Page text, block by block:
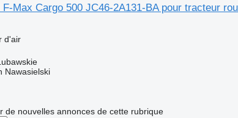
Max Cargo 500 JC46-2A131-BA pour tracteur
d'air
Nawasielski
de nouvelles annonces de cette rubrique